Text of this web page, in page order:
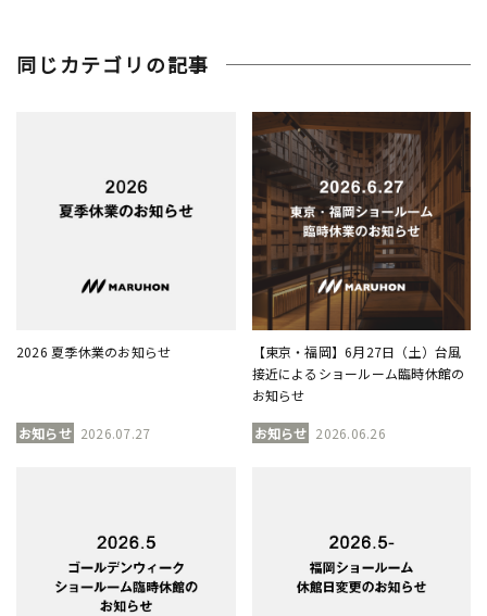
同じカテゴリの記事
2026 夏季休業のお知らせ
お知らせ 2026.07.27
【東京・福岡】6月27日（土）台風
接近によるショールーム臨時休館の
お知らせ
お知らせ 2026.06.26